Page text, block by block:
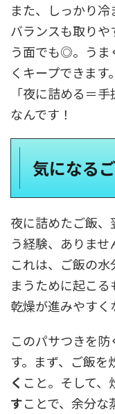
また、しっかり
バランスも取り
う面でも◎。うま
くキープできます。
「夜に詰める＝
なんです！
気になる
夜に詰めたご飯
う経験、ありませ
これは、ご飯の
まうために起こる
乾燥が進みやすく
このパサつきを
す。まず、ご飯を
く こと。そして、
すことで、余分な